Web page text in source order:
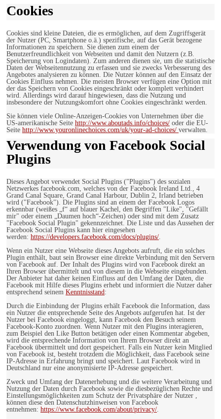
Cookies
Cookies sind kleine Dateien, die es ermöglichen, auf dem Zugriffsgerät
der Nutzer (PC, Smartphone o.ä.) spezifische, auf das Gerät bezogene
Informationen zu speichern. Sie dienen zum einem der
Benutzerfreundlichkeit von Webseiten und damit den Nutzern (z.B.
Speicherung von Logindaten). Zum anderen dienen sie, um die statistische
Daten der Webseitennutzung zu erfassen und sie zwecks Verbesserung des
Angebotes analysieren zu können. Die Nutzer können auf den Einsatz der
Cookies Einfluss nehmen. Die meisten Browser verfügen eine Option mit
der das Speichern von Cookies eingeschränkt oder komplett verhindert
wird. Allerdings wird darauf hingewiesen, dass die Nutzung und
insbesondere der Nutzungskomfort ohne Cookies eingeschränkt werden.
Sie können viele Online-Anzeigen-Cookies von Unternehmen über die
US-amerikanische Seite http://www.aboutads.info/choices/ oder die EU-
Seite http://www.youronlinechoices.com/uk/your-ad-choices/ verwalten.
Verwendung von Facebook Social
Plugins
Dieses Angebot verwendet Social Plugins ("Plugins") des sozialen
Netzwerkes facebook.com, welches von der Facebook Ireland Ltd., 4
Grand Canal Square, Grand Canal Harbour, Dublin 2, Irland betrieben
wird ("Facebook"). Die Plugins sind an einem der Facebook Logos
erkennbar (weißes „f“ auf blauer Kachel, den Begriffen "Like", "Gefällt
mir" oder einem „Daumen hoch“-Zeichen) oder sind mit dem Zusatz
"Facebook Social Plugin" gekennzeichnet. Die Liste und das Aussehen der
Facebook Social Plugins kann hier eingesehen
werden: https://developers.facebook.com/docs/plugins/.
Wenn ein Nutzer eine Webseite dieses Angebots aufruft, die ein solches
Plugin enthält, baut sein Browser eine direkte Verbindung mit den Servern
von Facebook auf. Der Inhalt des Plugins wird von Facebook direkt an
Ihren Browser übermittelt und von diesem in die Webseite eingebunden.
Der Anbieter hat daher keinen Einfluss auf den Umfang der Daten, die
Facebook mit Hilfe dieses Plugins erhebt und informiert die Nutzer daher
entsprechend seinem Kenntnisstand:
Durch die Einbindung der Plugins erhält Facebook die Information, dass
ein Nutzer die entsprechende Seite des Angebots aufgerufen hat. Ist der
Nutzer bei Facebook eingeloggt, kann Facebook den Besuch seinem
Facebook-Konto zuordnen. Wenn Nutzer mit den Plugins interagieren,
zum Beispiel den Like Button betätigen oder einen Kommentar abgeben,
wird die entsprechende Information von Ihrem Browser direkt an
Facebook übermittelt und dort gespeichert. Falls ein Nutzer kein Mitglied
von Facebook ist, besteht trotzdem die Möglichkeit, dass Facebook seine
IP-Adresse in Erfahrung bringt und speichert. Laut Facebook wird in
Deutschland nur eine anonymisierte IP-Adresse gespeichert.
Zweck und Umfang der Datenerhebung und die weitere Verarbeitung und
Nutzung der Daten durch Facebook sowie die diesbezüglichen Rechte und
Einstellungsmöglichkeiten zum Schutz der Privatsphäre der Nutzer ,
können diese den Datenschutzhinweisen von Facebook
entnehmen: https://www.facebook.com/about/privacy/.